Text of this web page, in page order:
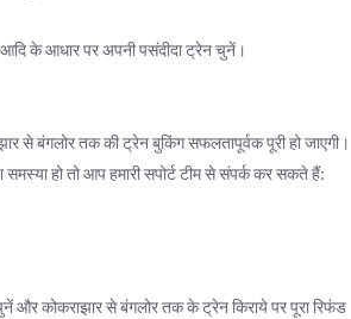
के आधार पर अपनी पसंदीदा ट्रेन चुनें।
से बंगलोर तक की ट्रेन बुकिंग सफलतापूर्वक पूरी हो जाएगी।
हो तो आप हमारी सपोर्ट टीम से संपर्क कर सकते हैं:
कोकराझार से बंगलोर तक के ट्रेन किराये पर पूरा रिफंड